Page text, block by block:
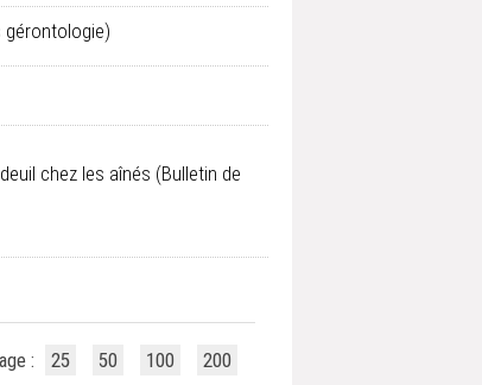
gérontologie)
chez les aînés (Bulletin de
: 25 50 100 200